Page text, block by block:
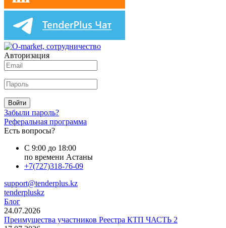
Авторизация
Войти
Забыли пароль?
Реферальная программа
Есть вопросы?
С 9:00 до 18:00
по времени Астаны
+7(727)318-76-09
support@tenderplus.kz
tenderpluskz
Блог
24.07.2026
Преимущества участников Реестра КТП ЧАСТЬ 2